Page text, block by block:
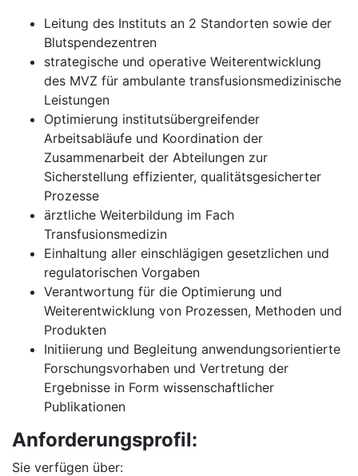
Leitung des Instituts an 2 Standorten sowie der
Blutspendezentren
strategische und operative Weiterentwicklung
des MVZ für ambulante transfusionsmedizinische
Leistungen
Optimierung institutsübergreifender
Arbeitsabläufe und Koordination der
Zusammenarbeit der Abteilungen zur
Sicherstellung effizienter, qualitätsgesicherter
Prozesse
ärztliche Weiterbildung im Fach
Transfusionsmedizin
Einhaltung aller einschlägigen gesetzlichen und
regulatorischen Vorgaben
Verantwortung für die Optimierung und
Weiterentwicklung von Prozessen, Methoden und
Produkten
Initiierung und Begleitung anwendungsorientierte
Forschungsvorhaben und Vertretung der
Ergebnisse in Form wissenschaftlicher
Publikationen
Anforderungsprofil:
Sie verfügen über: